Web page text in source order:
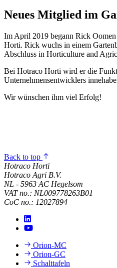
Neues Mitglied im
Im April 2019 begann Rick
Horti. Rick wuchs in einem
Abschluss in Horticulture and
Bei Hotraco Horti wird er die
Unternehmensentwicklers
Wir wünschen ihm viel Erfolg!
Back to top
Hotraco Horti
Hotraco Agri B.V.
NL - 5963 AC Hegelsom
VAT no.: NL009778263B01
CoC no.: 12027894
Orion-MC
Orion-GC
Schalttafeln